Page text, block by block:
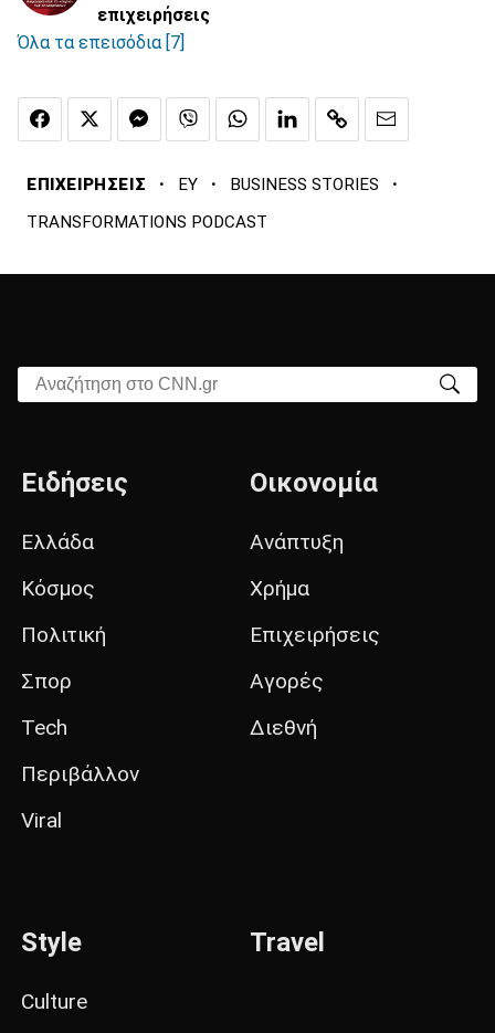
επιχειρήσεις
Όλα τα επεισόδια [7]
ΕΠΙΧΕΙΡΗΣΕΙΣ · ΕΥ · BUSINESS STORIES ·
TRANSFORMATIONS PODCAST
Αναζήτηση στο CNN.gr
Ειδήσεις
Ελλάδα
Κόσμος
Πολιτική
Σπορ
Tech
Περιβάλλον
Viral
Οικονομία
Ανάπτυξη
Χρήμα
Επιχειρήσεις
Αγορές
Διεθνή
Style
Culture
Travel